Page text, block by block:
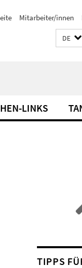
Mitarbeiter/innen
DE
LINKS
TIPPS